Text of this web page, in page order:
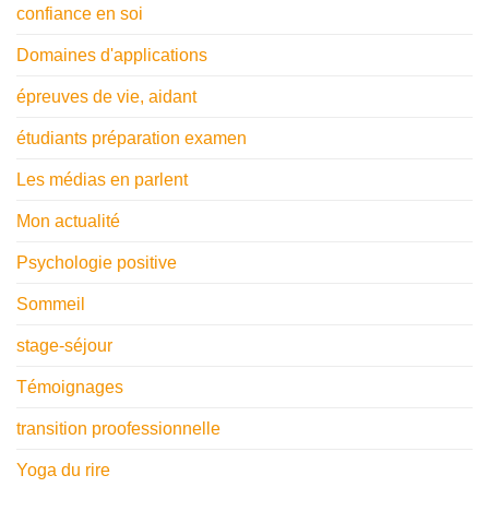
confiance en soi
Domaines d'applications
épreuves de vie, aidant
étudiants préparation examen
Les médias en parlent
Mon actualité
Psychologie positive
Sommeil
stage-séjour
Témoignages
transition proofessionnelle
Yoga du rire